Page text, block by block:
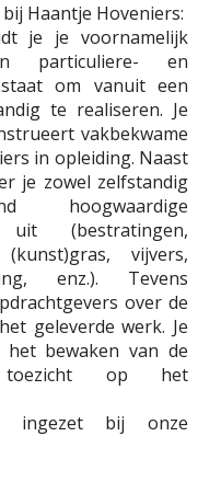
Haantje Hoveniers:
je je voornamelijk
particuliere- en
om vanuit een
te realiseren. Je
vakbekwame
in opleiding. Naast
je zowel zelfstandig
hoogwaardige
uit (bestratingen,
vijvers,
enz.). Tevens
over de
geleverde werk. Je
bewaken van de
op het
ingezet bij onze